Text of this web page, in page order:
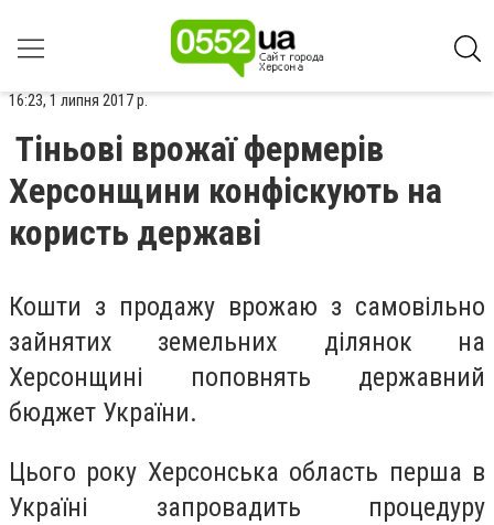
16:23, 1 липня 2017 р.
Тіньові врожаї фермерів
Херсонщини конфіскують на
користь державі
Кошти з продажу врожаю з самовільно
зайнятих земельних ділянок на
Херсонщині поповнять державний
бюджет України.
Цього року Херсонська область перша в
Україні запровадить процедуру